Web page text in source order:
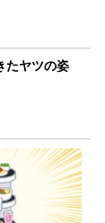
たヤツの姿